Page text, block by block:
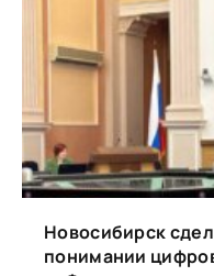
Новосибирск
понимании